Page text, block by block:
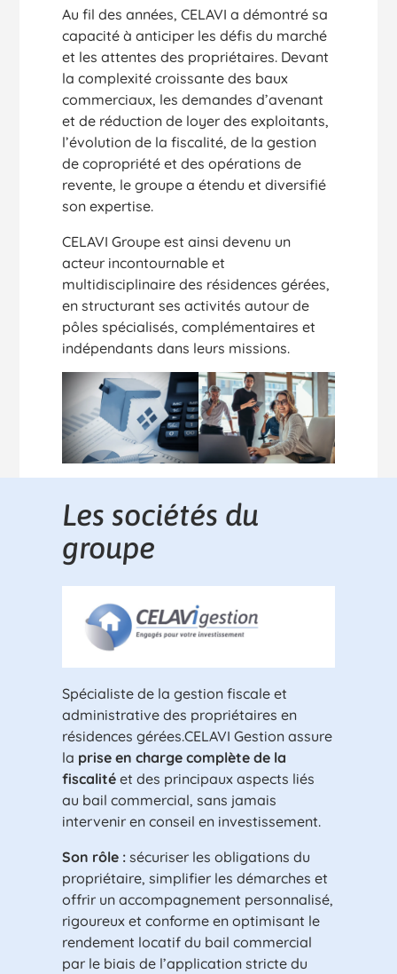
Au fil des années, CELAVI a démontré sa
capacité à anticiper les défis du marché
et les attentes des propriétaires. Devant
la complexité croissante des baux
commerciaux, les demandes d’avenant
et de réduction de loyer des exploitants,
l’évolution de la fiscalité, de la gestion
de copropriété et des opérations de
revente, le groupe a étendu et diversifié
son expertise.
CELAVI Groupe est ainsi devenu un
acteur incontournable et
multidisciplinaire des résidences gérées,
en structurant ses activités autour de
pôles spécialisés, complémentaires et
indépendants dans leurs missions.
Les sociétés du
groupe
Spécialiste de la gestion fiscale et
administrative des propriétaires en
résidences gérées.CELAVI Gestion assure
la prise en charge complète de la
fiscalitéet des principaux aspects liés
au bail commercial, sans jamais
intervenir en conseil en investissement.
Son rôle :sécuriser les obligations du
propriétaire, simplifier les démarches et
offrir un accompagnement personnalisé,
rigoureux et conforme en optimisant le
rendement locatif du bail commercial
par le biais de l’application stricte du